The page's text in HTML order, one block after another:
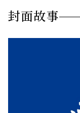
封面故事